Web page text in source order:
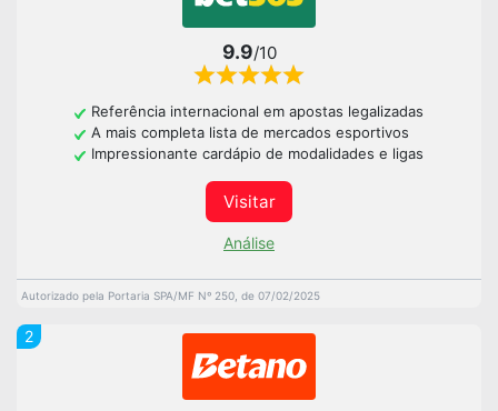
9.9/10
Referência internacional em apostas legalizadas
A mais completa lista de mercados esportivos
Impressionante cardápio de modalidades e ligas
Visitar
Análise
Autorizado pela Portaria SPA/MF Nº 250, de 07/02/2025
2